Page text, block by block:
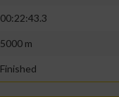
00:22:43.3
5000 m
Finished